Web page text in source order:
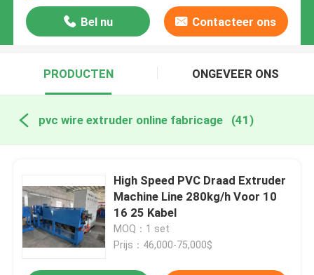
Bel nu Contacteer ons
PRODUCTEN ONGEVEER ONS
pvc wire extruder online fabricage (41)
High Speed PVC Draad Extruder
Machine Line 280kg/h Voor 10
16 25 Kabel
MOQ：1 set
Prijs：46,000-75,000$